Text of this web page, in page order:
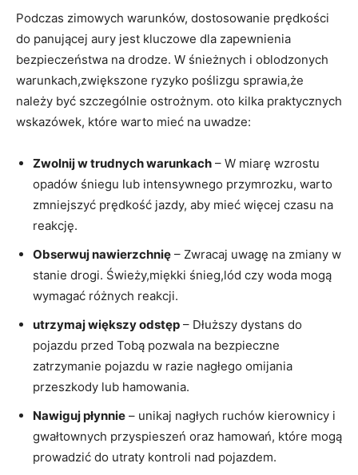
Podczas zimowych warunków, dostosowanie prędkości
do panującej aury‌ jest kluczowe dla zapewnienia
bezpieczeństwa na drodze. W śnieżnych i oblodzonych
warunkach,zwiększone ryzyko poślizgu sprawia,że
należy ‍być ​szczególnie ostrożnym.‌ oto kilka praktycznych
wskazówek, które warto‍ mieć na uwadze:
Zwolnij w trudnych warunkach – W miarę wzrostu
opadów śniegu lub intensywnego przymrozku, warto
zmniejszyć prędkość ⁢jazdy,‌ aby mieć więcej czasu na
reakcję.
Obserwuj nawierzchnię ‍– Zwracaj uwagę na zmiany w
‌stanie drogi. Świeży,miękki śnieg,lód czy woda mogą⁤
wymagać różnych reakcji.
utrzymaj większy odstęp – Dłuższy⁣ dystans do
pojazdu⁣ przed ⁢Tobą pozwala‍ na‌ bezpieczne
zatrzymanie pojazdu w razie nagłego omijania
przeszkody lub hamowania.
Nawiguj płynnie – unikaj nagłych ruchów ⁣kierownicy i
gwałtownych przyspieszeń oraz hamowań, które​ mogą
prowadzić do utraty kontroli nad pojazdem.